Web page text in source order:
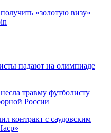
«золотую визу»
падают на олимпиаде
травму футболисту
России
контракт с саудовским